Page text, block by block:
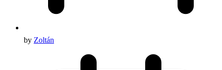
by Zoltán